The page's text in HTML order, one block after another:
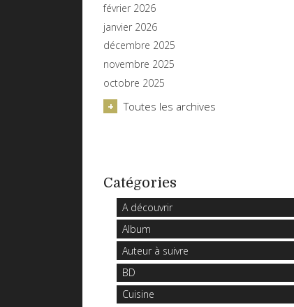
février 2026
janvier 2026
décembre 2025
novembre 2025
octobre 2025
Toutes les archives
Catégories
A découvrir
Album
Auteur à suivre
BD
Cuisine